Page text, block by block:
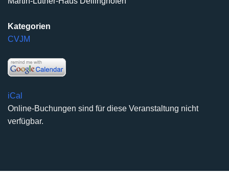
Kategorien
CVJM
iCal
Online-Buchungen sind für diese Veranstaltung nicht
verfügbar.